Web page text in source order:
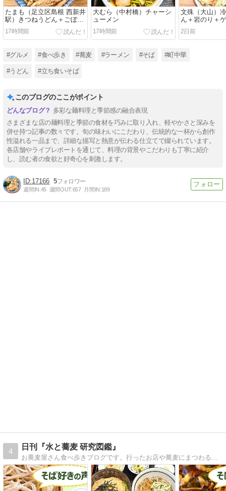
たまも（足立区島根 西新井
駅）きつねうどん＋ごぼう
天
17時間前
大むら（中村橋）チャーシ
ューメン
17時間前
文殊（大山）
ん＋岩のり＋
2日前
#グルメ #食べ歩き #蕎麦 #ラーメン #そば #町中華
#うどん #立ち食いそば
このブログのここがポイント
多彩な麺料理と季節感の融合表現
さまざまな店の麺料理と季節の食材を巧みに取り入れ、軽やかさと深みを
併せ持つ記事の数々です。旬の味わいにこだわり、伝統的な一杯から創作
性溢れる一品まで、詳細な描写と熱意が伝わる仕立てで綴られています。
各店舗やライブレポートを通じて、料理の背景やこだわりも丁寧に紹介
し、読む者の食欲と好奇心を刺激します。
17166 5
週間IN:45 週間OUT:657 月間IN:189
4
日刊『水と蕎麦 研究図鑑』